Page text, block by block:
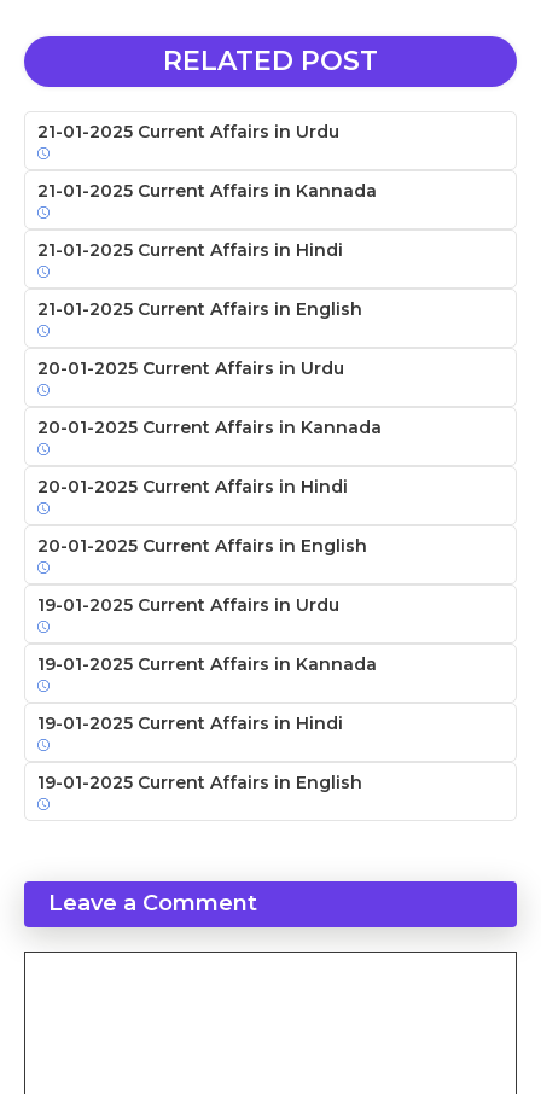
RELATED POST
21-01-2025 Current Affairs in Urdu
21-01-2025 Current Affairs in Kannada
21-01-2025 Current Affairs in Hindi
21-01-2025 Current Affairs in English
20-01-2025 Current Affairs in Urdu
20-01-2025 Current Affairs in Kannada
20-01-2025 Current Affairs in Hindi
20-01-2025 Current Affairs in English
19-01-2025 Current Affairs in Urdu
19-01-2025 Current Affairs in Kannada
19-01-2025 Current Affairs in Hindi
19-01-2025 Current Affairs in English
Leave a Comment